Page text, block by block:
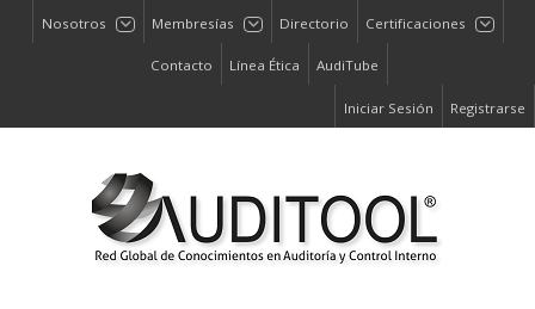
Nosotros Membresías Directorio Certificaciones
Contacto Línea Ética AudiTube
Iniciar Sesión Registrarse